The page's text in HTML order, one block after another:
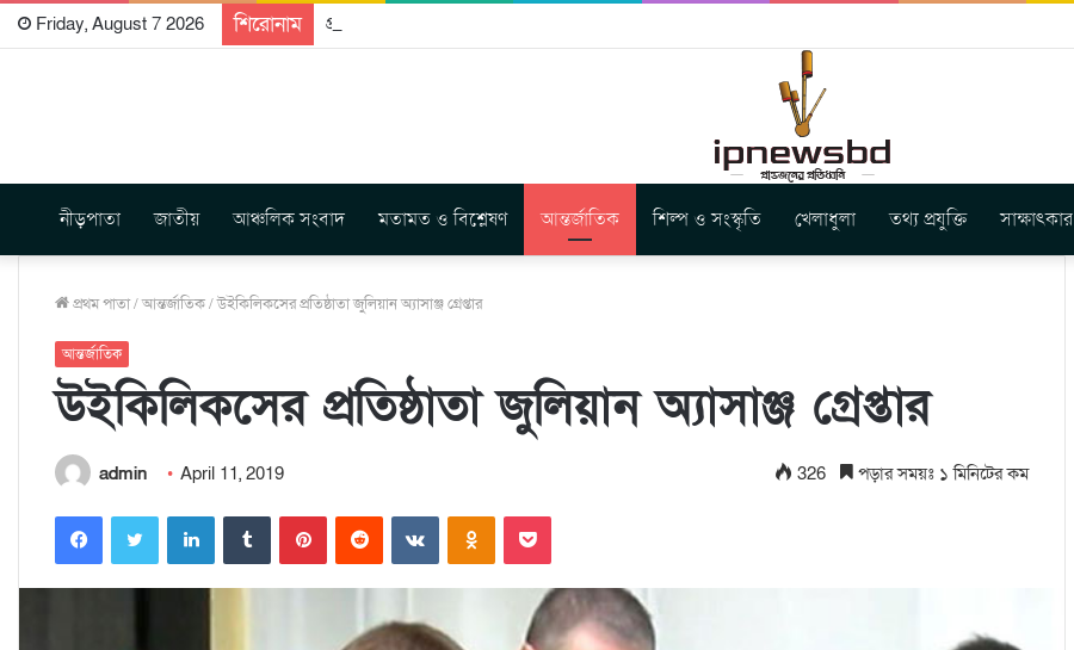
Friday, August 7 2026 শিরোনাম প্রকাশিত হতে যাচ্ছে দি রাবুগার নতুন গান ‘Baljanggi’
নীড়পাতা জাতীয় আঞ্চলিক সংবাদ মতামত ও বিশ্লেষণ আন্তর্জাতিক শিল্প ও সংস্কৃতি খেলাধুলা তথ্য প্রযুক্তি সাক্ষাৎকার
প্রথম পাতা/আন্তর্জাতিক/উইকিলিকসের প্রতিষ্ঠাতা জুলিয়ান অ্যাসাঞ্জ গ্রেপ্তার
আন্তর্জাতিক
উইকিলিকসের প্রতিষ্ঠাতা জুলিয়ান অ্যাসাঞ্জ গ্রেপ্তার
admin April 11, 2019 326 পড়ার সময়ঃ ১ মিনিটের কম